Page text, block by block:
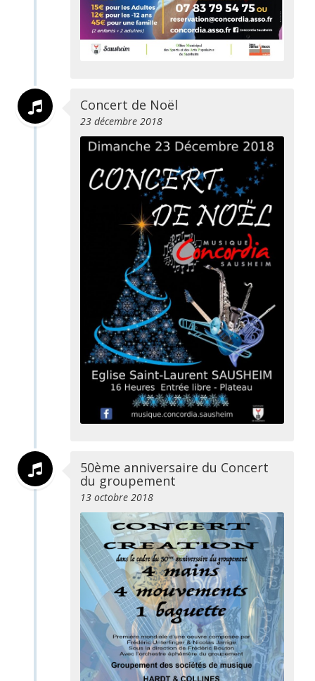
Concert de Noël
23 décembre 2018
50ème anniversaire du Concert
du groupement
13 octobre 2018